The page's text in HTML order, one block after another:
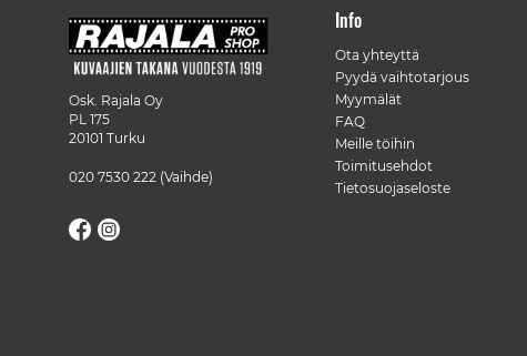
Osk. Rajala Oy
PL 175
20101 Turku
020 7530 222 (Vaihde)
Info
Ota yhteyttä
Pyydä vaihtotarjous
Myymälät
FAQ
Meille töihin
Toimitusehdot
Tietosuojaseloste